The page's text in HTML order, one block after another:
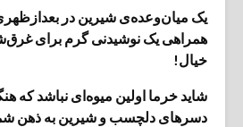
یک میان‌وعده‌ی شیرین در
همراهی یک نوشیدنی گرم برای
خیال!
شاید خرما اولین میوه‌ای نباشد که
دسرهای دلچسب و شیرین به ذهن